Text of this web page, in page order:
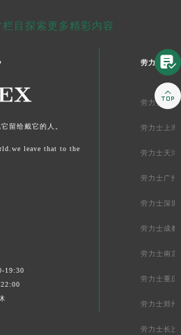
目探索更多精彩内容
留给戴它的人。
leave that to the
19:30
劳力士中国
劳力士北京
劳力士上海
劳力士天津
劳力士广州
劳力士深圳
劳力士成都
劳力士南京
劳力士重庆
劳力士郑州
劳力士长沙

